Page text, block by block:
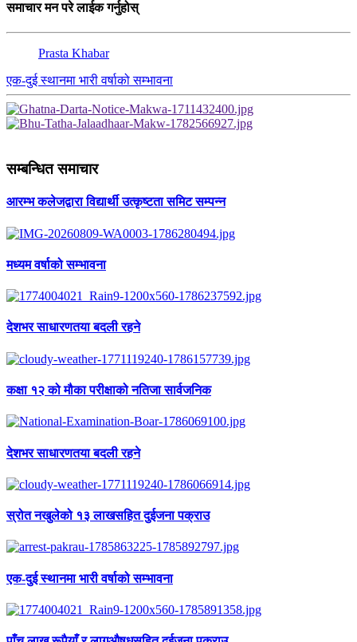
समाचार मन परे लाईक गर्नुहोस्
Prasta Khabar
एक-दुई स्थानमा भारी वर्षाको सम्भावना
सम्बन्धित समाचार
आरम्भ कलेजद्वारा विद्यार्थी उत्कृष्टता समिट सम्पन्न
मध्यम वर्षाको सम्भावना
देशभर साधारणतया बदली रहने
कक्षा १२ को मौका परीक्षाको नतिजा सार्वजनिक
देशभर साधारणतया बदली रहने
स्रोत नखुलेको १३ लाखसहित दुईजना पक्राउ
एक-दुई स्थानमा भारी वर्षाको सम्भावना